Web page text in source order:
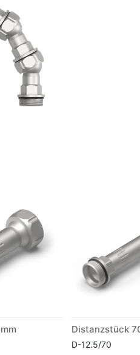
Distanzstück
D-12.5/70